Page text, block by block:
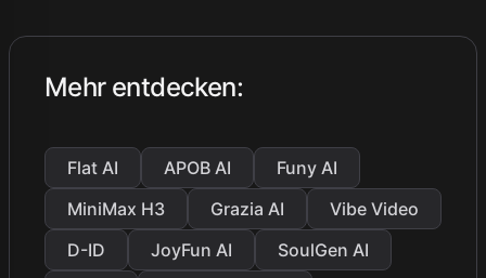
Mehr entdecken:
Flat AI APOB AI
Funy AI
MiniMax H3
Grazia AI
Vibe Video
D-ID
JoyFun AI
SoulGen AI